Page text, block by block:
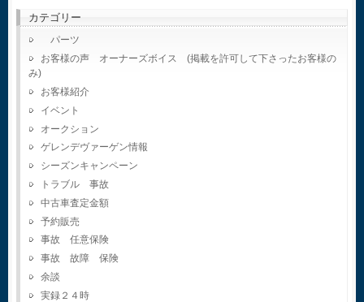
カテゴリー
パーツ
お客様の声 オーナーズボイス (掲載を許可して下さったお客様の
み)
お客様紹介
イベント
オークション
ゲレンデヴァーゲン情報
シーズンキャンペーン
トラブル 事故
中古車査定金額
予約販売
事故 任意保険
事故 故障 保険
余談
実録２４時